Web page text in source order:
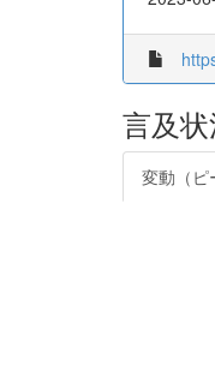
言及
変動（ピ